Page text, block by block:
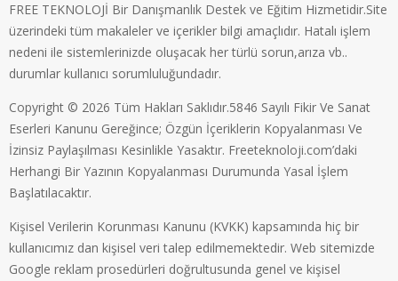
FREE TEKNOLOJİ Bir Danışmanlık Destek ve Eğitim Hizmetidir.Site
üzerindeki tüm makaleler ve içerikler bilgi amaçlıdır. Hatalı işlem
nedeni ile sistemlerinizde oluşacak her türlü sorun,arıza vb..
durumlar kullanıcı sorumluluğundadır.
Copyright © 2026 Tüm Hakları Saklıdır.5846 Sayılı Fikir Ve Sanat
Eserleri Kanunu Gereğince; Özgün İçeriklerin Kopyalanması Ve
İzinsiz Paylaşılması Kesinlikle Yasaktır. Freeteknoloji.com’daki
Herhangi Bir Yazının Kopyalanması Durumunda Yasal İşlem
Başlatılacaktır.
Kişisel Verilerin Korunması Kanunu (KVKK) kapsamında hiç bir
kullanıcımız dan kişisel veri talep edilmemektedir. Web sitemizde
Google reklam prosedürleri doğrultusunda genel ve kişisel